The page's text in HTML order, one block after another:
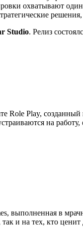
охватывают
Studio. Релиз
Role Play,
на
выполненная в
так и на тех, кто